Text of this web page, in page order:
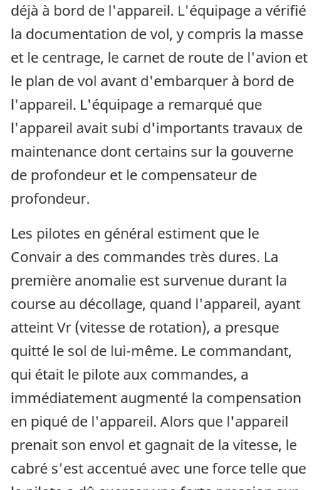
déjà à bord de l'appareil. L'équipage a vérifié
la documentation de vol, y compris la masse
et le centrage, le carnet de route de l'avion et
le plan de vol avant d'embarquer à bord de
l'appareil. L'équipage a remarqué que
l'appareil avait subi d'importants travaux de
maintenance dont certains sur la gouverne
de profondeur et le compensateur de
profondeur.
Les pilotes en général estiment que le
Convair a des commandes très dures. La
première anomalie est survenue durant la
course au décollage, quand l'appareil, ayant
atteint Vr (vitesse de rotation), a presque
quitté le sol de lui-même. Le commandant,
qui était le pilote aux commandes, a
immédiatement augmenté la compensation
en piqué de l'appareil. Alors que l'appareil
prenait son envol et gagnait de la vitesse, le
cabré s'est accentué avec une force telle que